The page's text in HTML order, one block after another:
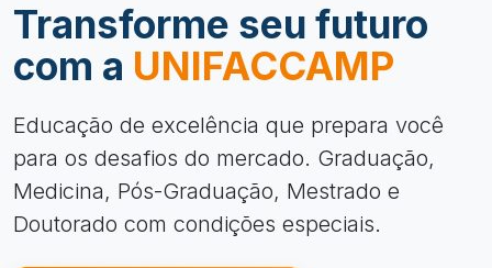
Transforme seu futuro
com a UNIFACCAMP
Educação de excelência que prepara você
para os desafios do mercado. Graduação,
Medicina, Pós-Graduação, Mestrado e
Doutorado com condições especiais.